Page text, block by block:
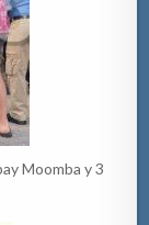
Moomba y 3